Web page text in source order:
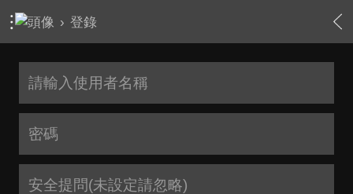
› 登錄
安全提問(未設定請忽略)